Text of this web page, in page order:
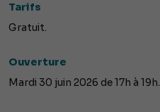
Tarifs
Gratuit.
Ouverture
Mardi 30 juin 2026 de 17h à 19h.